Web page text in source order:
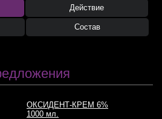
Действие
Состав
ОКСИДЕНТ-КРЕМ 6%
1000 мл.